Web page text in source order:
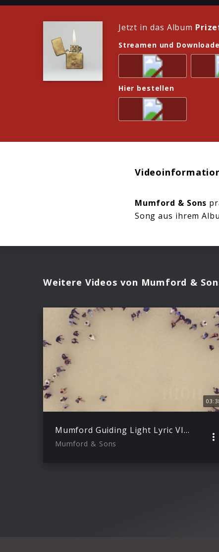
Jetzt in das Album
Streamen und
Hier bestellen
Mumford & Sons
Song aus ihrem
Weitere Videos von Mumford &
Mumford Guiding Light Lyric VId_002
Mumford & Sons